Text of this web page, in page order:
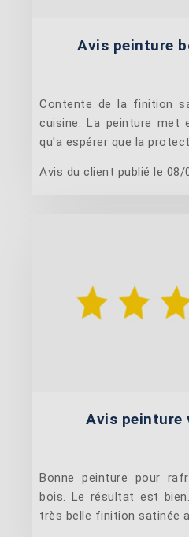
Avis peinture
Contente de la finition
cuisine. La peinture met
qu'a espérer que la
Avis du client publié le 08/
Avis peinture
Bonne peinture pour
bois. Le résultat est
très belle finition satinée